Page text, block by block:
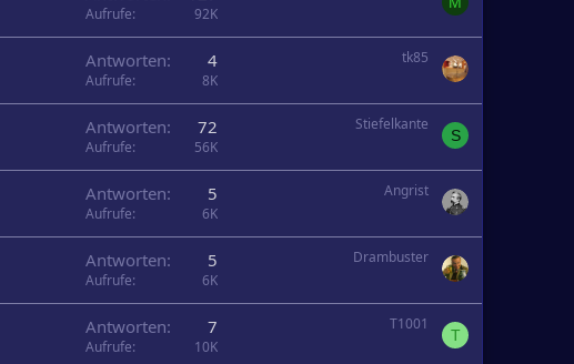
Aufrufe 92K
Antworten 4
Aufrufe 8K
tk85
Antworten 72
Aufrufe 56K
Stiefelkante
S
Antworten 5
Aufrufe 6K
Angrist
Antworten 5
Aufrufe 6K
Drambuster
Antworten 7
Aufrufe 10K
T1001
T